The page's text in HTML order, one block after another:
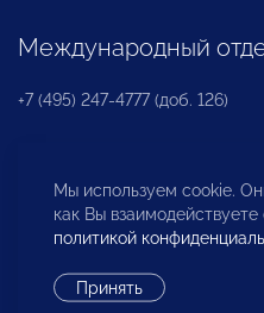
Международный
+7 (495) 247-4777 (доб. 126)
Бюро по защите
инвесторов
Мы используем cookie.
как Вы
политикой
Принять